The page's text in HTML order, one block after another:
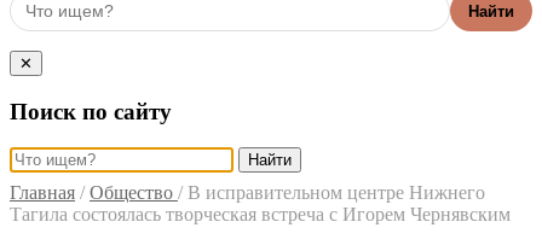
Найти
✕
Поиск по сайту
Найти
Главная / Общество / В исправительном центре Нижнего
Тагила состоялась творческая встреча с Игорем Чернявским